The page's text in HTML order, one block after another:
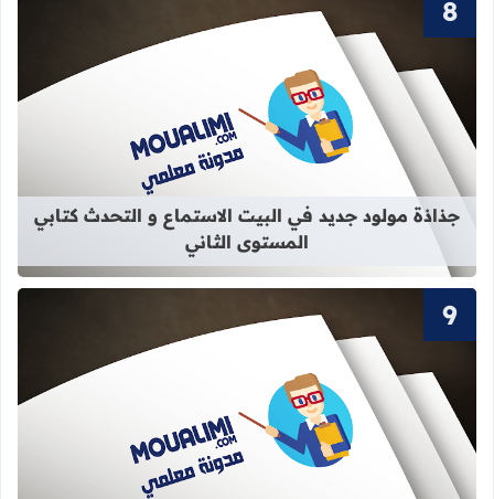
قراءة المزيد عن جذاذة مولود جديد
جذاذة مولود جديد في البيت الاستماع و التحدث كتابي
المستوى الثاني
قراءة المزيد عن سور القرآن الكريم